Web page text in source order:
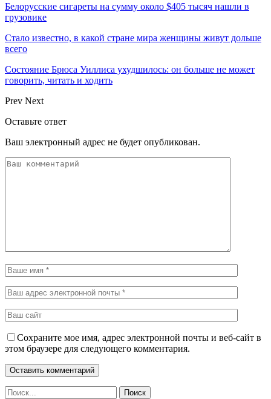
Белорусские сигареты на сумму около $405 тысяч нашли в
грузовике
Стало известно, в какой стране мира женщины живут дольше
всего
Состояние Брюса Уиллиса ухудшилось: он больше не может
говорить, читать и ходить
Prev Next
Оставьте ответ
Ваш электронный адрес не будет опубликован.
Сохраните мое имя, адрес электронной почты и веб-сайт в
этом браузере для следующего комментария.